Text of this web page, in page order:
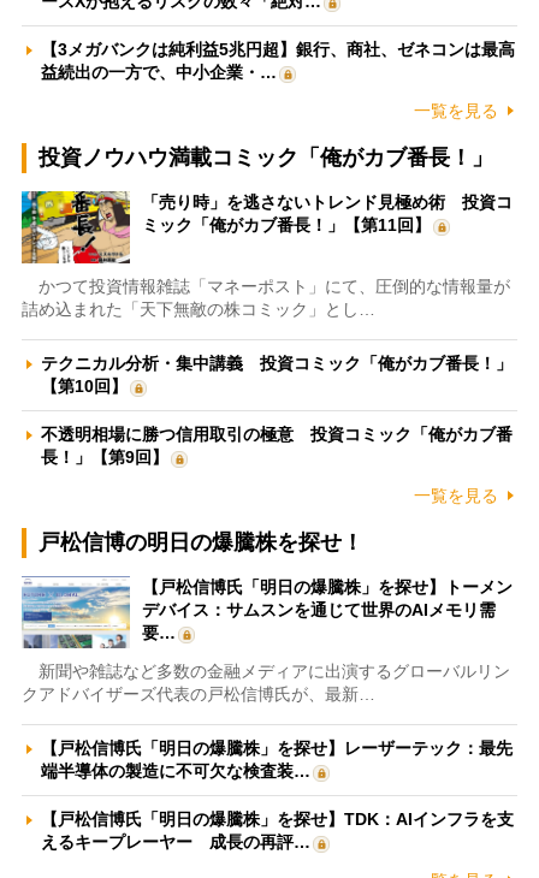
【3メガバンクは純利益5兆円超】銀行、商社、ゼネコンは最高
益続出の一方で、中小企業・…
一覧を見る
投資ノウハウ満載コミック「俺がカブ番長！」
「売り時」を逃さないトレンド見極め術 投資コ
ミック「俺がカブ番長！」【第11回】
かつて投資情報雑誌「マネーポスト」にて、圧倒的な情報量が
詰め込まれた「天下無敵の株コミック」とし…
テクニカル分析・集中講義 投資コミック「俺がカブ番長！」
【第10回】
不透明相場に勝つ信用取引の極意 投資コミック「俺がカブ番
長！」【第9回】
一覧を見る
戸松信博の明日の爆騰株を探せ！
【戸松信博氏「明日の爆騰株」を探せ】トーメン
デバイス：サムスンを通じて世界のAIメモリ需
要…
新聞や雑誌など多数の金融メディアに出演するグローバルリン
クアドバイザーズ代表の戸松信博氏が、最新…
【戸松信博氏「明日の爆騰株」を探せ】レーザーテック：最先
端半導体の製造に不可欠な検査装…
【戸松信博氏「明日の爆騰株」を探せ】TDK：AIインフラを支
えるキープレーヤー 成長の再評…